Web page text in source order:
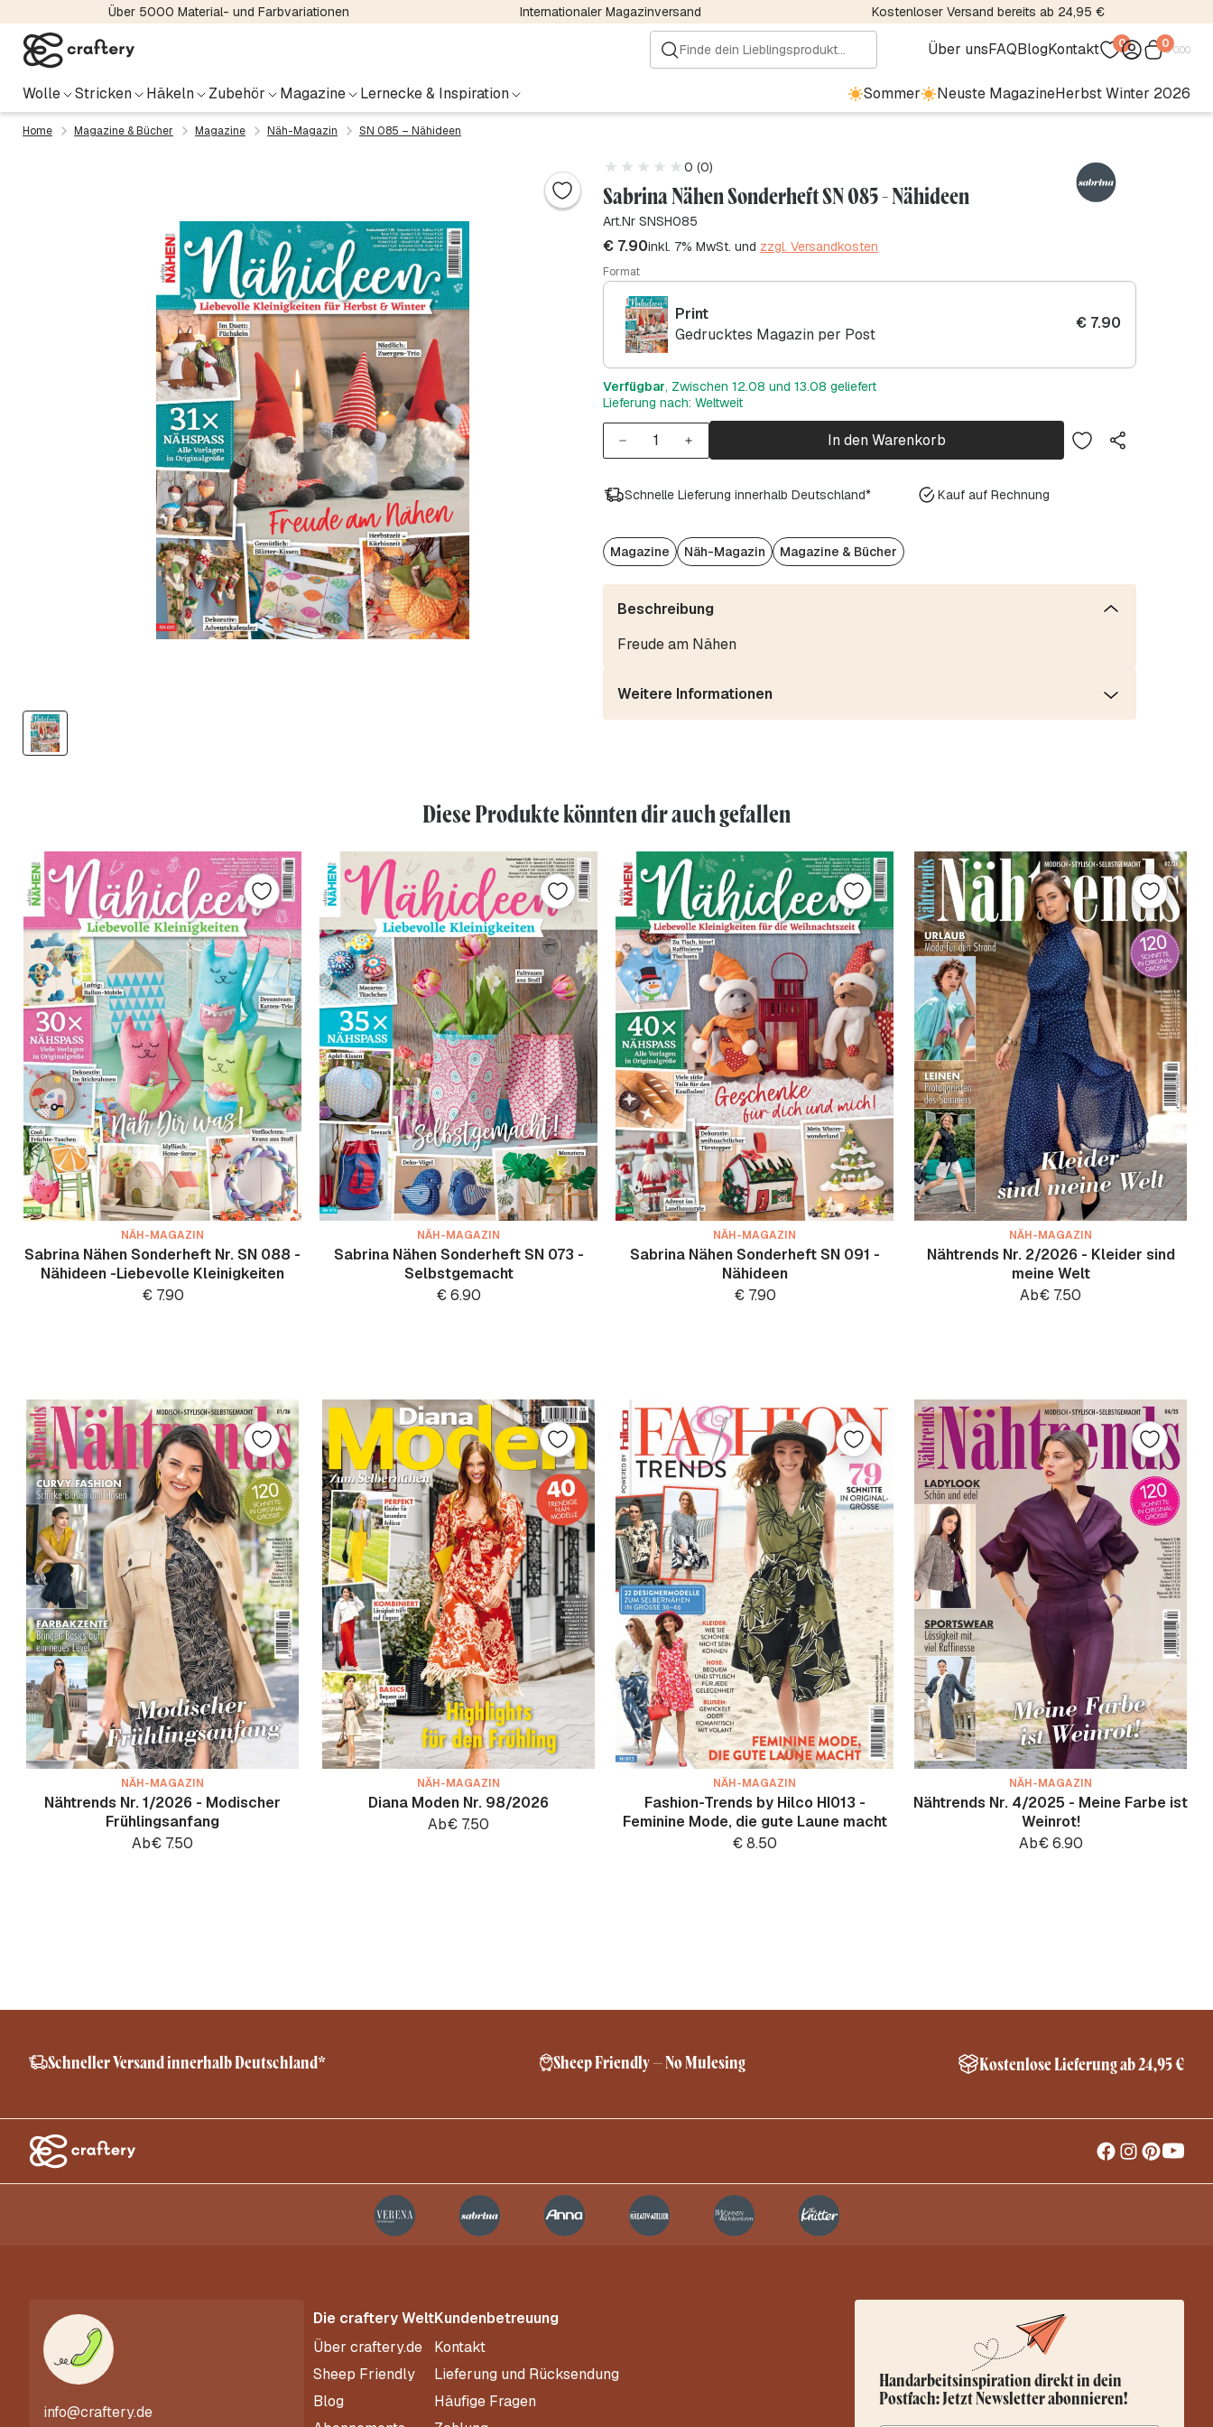
Über 5000 Material- und Farbvariationen Internationaler Magazinversand Kostenloser Versand bereits ab 24,95 €
Über unsFAQBlogKontakt 0 0€0.00
Wolle Stricken Häkeln Zubehör Magazine Lernecke & Inspiration Sommer Neuste MagazineHerbst Winter 2026
Home Magazine & Bücher Magazine Näh-Magazin SN 085 – Nähideen
0 (0)
Sabrina Nähen Sonderheft SN 085 - Nähideen
Art.Nr SNSH085
€7.90inkl. 7% MwSt. und zzgl. Versandkosten
Format
Print
Gedrucktes Magazin per Post
€7.90
Verfügbar, Zwischen 12.08 und 13.08 geliefert
Lieferung nach: Weltweit
In den Warenkorb
Schnelle Lieferung innerhalb Deutschland* Kauf auf Rechnung
Magazine Näh-Magazin Magazine & Bücher
Beschreibung
Freude am Nähen
Weitere Informationen
Diese Produkte könnten dir auch gefallen
NÄH-MAGAZIN
Sabrina Nähen Sonderheft Nr. SN 088 -
Nähideen -Liebevolle Kleinigkeiten
€7.90
NÄH-MAGAZIN
Sabrina Nähen Sonderheft SN 073 -
Selbstgemacht
€6.90
NÄH-MAGAZIN
Sabrina Nähen Sonderheft SN 091 -
Nähideen
€7.90
NÄH-MAGAZIN
Nähtrends Nr. 2/2026 - Kleider sind
meine Welt
Ab€ 7.50
NÄH-MAGAZIN
Nähtrends Nr. 1/2026 - Modischer
Frühlingsanfang
Ab€ 7.50
NÄH-MAGAZIN
Diana Moden Nr. 98/2026
Ab€ 7.50
NÄH-MAGAZIN
Fashion-Trends by Hilco HI013 -
Feminine Mode, die gute Laune macht
€8.50
NÄH-MAGAZIN
Nähtrends Nr. 4/2025 - Meine Farbe ist
Weinrot!
Ab€6.90
Schneller Versand innerhalb Deutschland* Sheep Friendly – No Mulesing Kostenlose Lieferung ab 24,95 €
info@craftery.de
Die craftery Welt
Über craftery.de
Sheep Friendly
Blog
Kundenbetreuung
Kontakt
Lieferung und Rücksendung
Häufige Fragen
Handarbeitsinspiration direkt in dein
Postfach: Jetzt Newsletter abonnieren!